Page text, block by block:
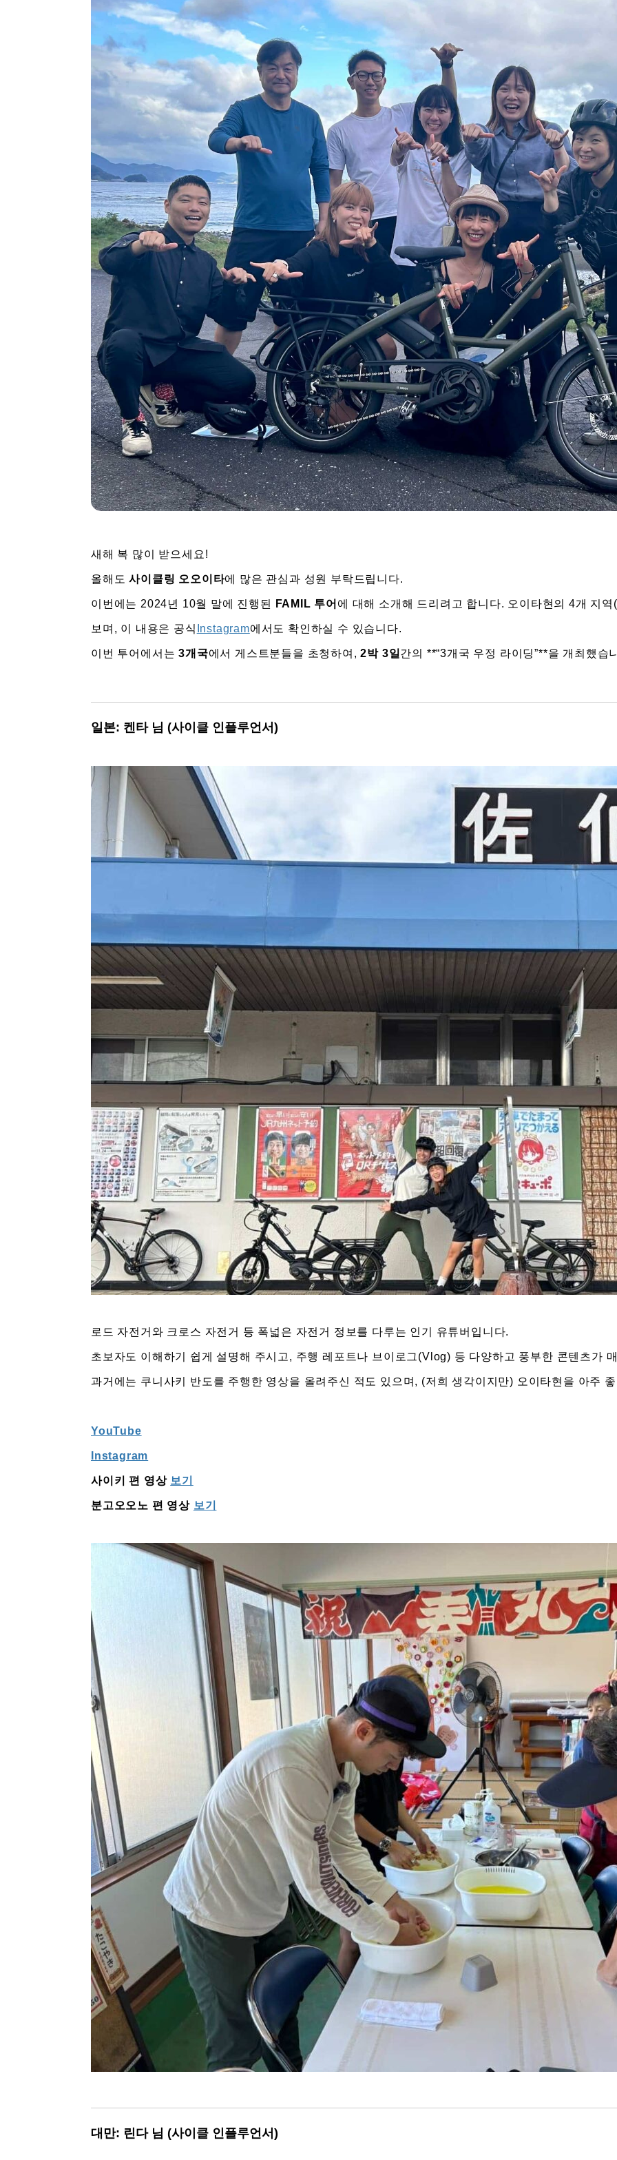
새해 복 많이 받으세요!
올해도사이클링 오오이타에 많은 관심과 성원 부탁드립니다.
이번에는 2024년 10월 말에 진행된 FAMIL 투어 에 대해 소개해 드리려고 합니다. 오이타현의 4개 지
보며, 이 내용은 공식 Instagram에서도 확인하실 수 있습니다.
이번 투어에서는3개국에서 게스트분들을 초청하여,2박 3일 간의 **“3개국 우정 라이딩”**을 개최했습
일본: 켄타 님 (사이클 인플루언서)
로드 자전거와 크로스 자전거 등 폭넓은 자전거 정보를 다루는 인기 유튜버입니다.
초보자도 이해하기 쉽게 설명해 주시고, 주행 레포트나 브이로그(Vlog) 등 다양하고 풍부한 콘텐츠가
과거에는 쿠니사키 반도를 주행한 영상을 올려주신 적도 있으며, (저희 생각이지만) 오이타현을 아주
YouTube
Instagram
사이키 편 영상 보기
분고오오노 편 영상 보기
대만: 린다 님 (사이클 인플루언서)